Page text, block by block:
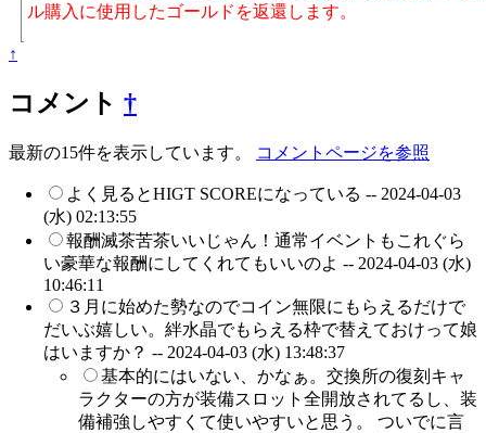
ル購入に使用したゴールドを返還します。
↑
コメント †
最新の15件を表示しています。 コメントページを参照
よく見るとHIGT SCOREになっている -- 2024-04-03
(水) 02:13:55
報酬滅茶苦茶いいじゃん！通常イベントもこれぐら
い豪華な報酬にしてくれてもいいのよ -- 2024-04-03 (水)
10:46:11
３月に始めた勢なのでコイン無限にもらえるだけで
だいぶ嬉しい。絆水晶でもらえる枠で替えておけって娘
はいますか？ -- 2024-04-03 (水) 13:48:37
基本的にはいない、かなぁ。交換所の復刻キャ
ラクターの方が装備スロット全開放されてるし、装
備補強しやすくて使いやすいと思う。 ついでに言